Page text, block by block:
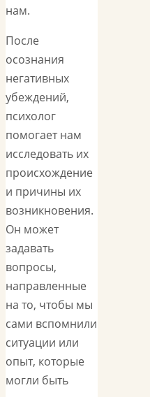
нам.
После
осознания
негативных
убеждений,
психолог
помогает нам
исследовать их
происхождение
и причины их
возникновения.
Он может
задавать
вопросы,
направленные
на то, чтобы мы
сами вспомнили
ситуации или
опыт, которые
могли быть